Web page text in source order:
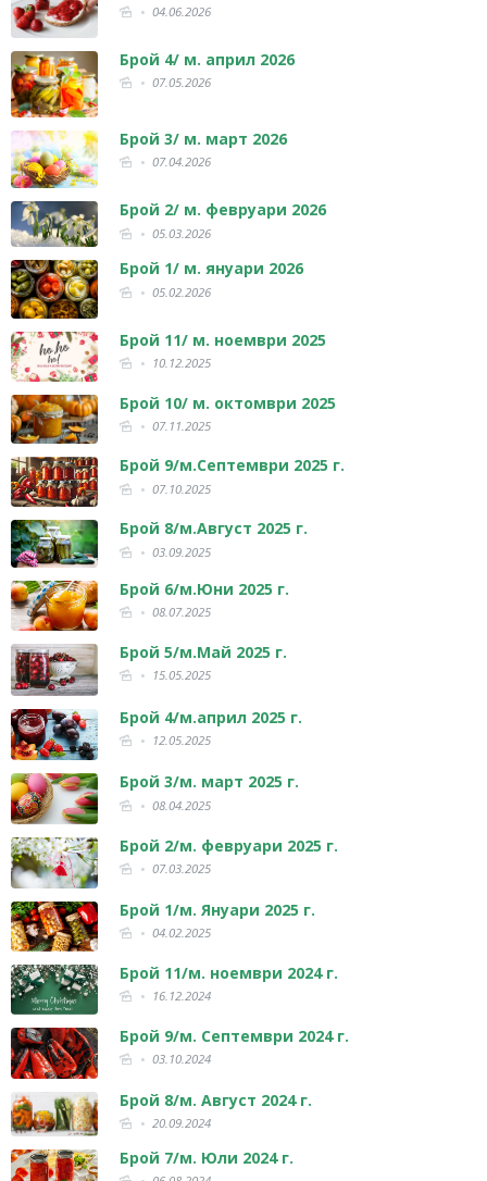
04.06.2026
Брой 4/ м. април 2026
07.05.2026
Брой 3/ м. март 2026
07.04.2026
Брой 2/ м. февруари 2026
05.03.2026
Брой 1/ м. януари 2026
05.02.2026
Брой 11/ м. ноември 2025
10.12.2025
Брой 10/ м. октомври 2025
07.11.2025
Брой 9/м.Септември 2025 г.
07.10.2025
Брой 8/м.Август 2025 г.
03.09.2025
Брой 6/м.Юни 2025 г.
08.07.2025
Брой 5/м.Май 2025 г.
15.05.2025
Брой 4/м.април 2025 г.
12.05.2025
Брой 3/м. март 2025 г.
08.04.2025
Брой 2/м. февруари 2025 г.
07.03.2025
Брой 1/м. Януари 2025 г.
04.02.2025
Брой 11/м. ноември 2024 г.
16.12.2024
Брой 9/м. Септември 2024 г.
03.10.2024
Брой 8/м. Август 2024 г.
20.09.2024
Брой 7/м. Юли 2024 г.